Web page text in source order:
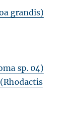
grandis)
sp. 04)